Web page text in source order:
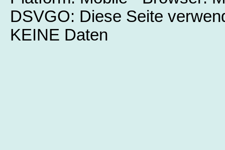
DSVGO: Diese Seite
KEINE Daten